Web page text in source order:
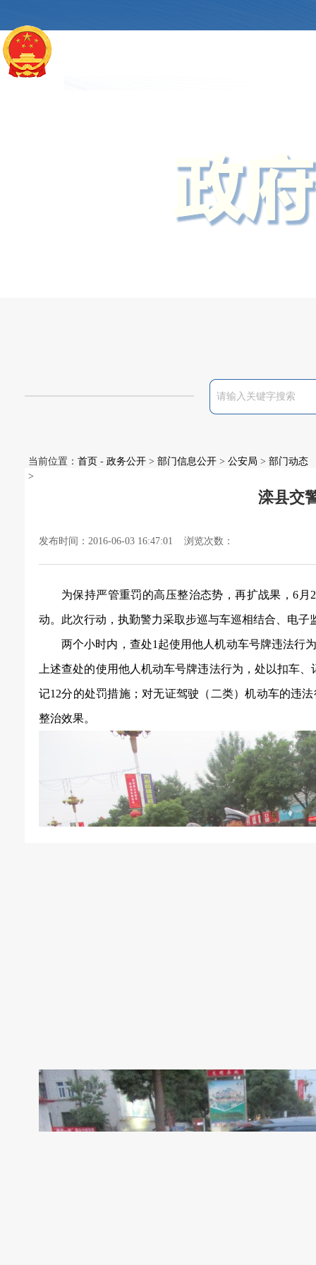
当前位置： 首页 - 政务公开 > 部门信息公开 > 公安局 > 部门动态
>
滦县交
发布时间：2016-06-03 16:47:01 浏览次数：
为保持严管重罚的高压整治态势，再扩战果，6月
动。 此次行动，执勤警力采取步巡与车巡相结合、电子
两个小时内， 查处1起使用他人机动车号牌违法行
上述查处的使用他人机动车号牌违法行为，处以扣车、
记12分的处罚措施；对无证驾驶（二类）机动车的违
整治效果。